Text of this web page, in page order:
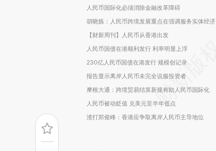
人民币国际化必须消除金融改革障碍
胡晓炼：人民币跨境发展重点在强调服务实体经济
【财新周刊】人民币从香港出发
人民币国债在港顺利发行 利率明显上浮
230亿人民币国债在港发行 规模创记录
报告显示离岸人民币未完全说服投资者
摩根大通：跨境贸易结算新规有助人民币国际化
人民币被动贬值 兑美元至半年低点
渣打郑俊峰：香港应争取离岸人民币主导地位